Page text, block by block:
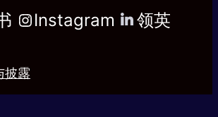
Instagram 领英
披露